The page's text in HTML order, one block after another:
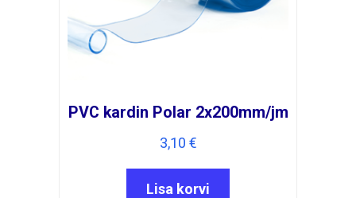
PVC kardin Polar 2x200mm/jm
3,10 €
Lisa korvi